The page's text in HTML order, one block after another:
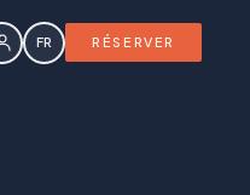
FR RÉSERVER